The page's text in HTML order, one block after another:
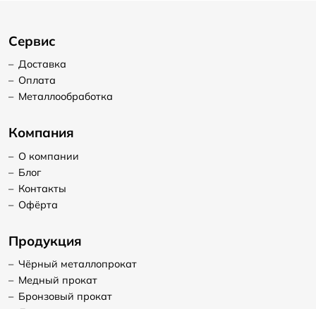
Сервис
– Доставка
– Оплата
– Металлообработка
Компания
– О компании
– Блог
– Контакты
– Офёрта
Продукция
– Чёрный металлопрокат
– Медный прокат
– Бронзовый прокат